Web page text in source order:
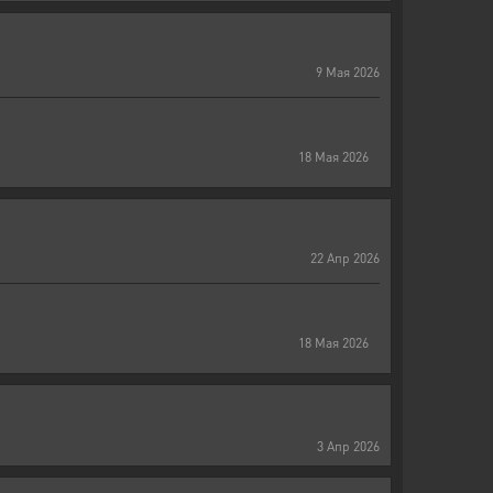
9 Мая 2026
18 Мая 2026
22 Апр 2026
18 Мая 2026
3 Апр 2026